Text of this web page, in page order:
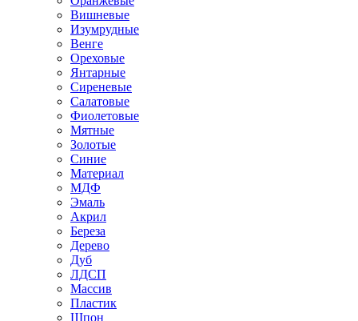
Вишневые
Изумрудные
Венге
Ореховые
Янтарные
Сиреневые
Салатовые
Фиолетовые
Мятные
Золотые
Синие
Материал
МДФ
Эмаль
Акрил
Береза
Дерево
Дуб
ЛДСП
Массив
Пластик
Шпон